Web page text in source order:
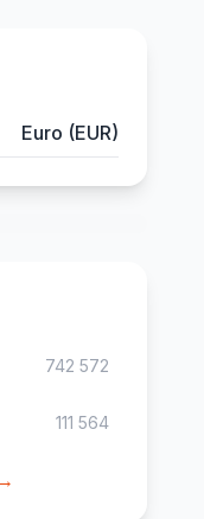
Euro (EUR)
742 572
111 564